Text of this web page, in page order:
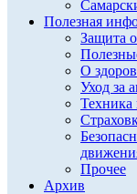
Полезная
Защита
О
Уход за
Техника
Прочее
Архив